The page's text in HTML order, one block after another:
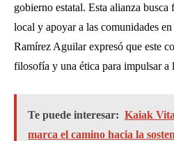
gobierno estatal. Esta alianza
local y apoyar a las comunidades
Ramírez Aguilar expresó que este
filosofía y una ética para impulsar a
Te puede interesar: Kaiak
marca el camino hacia la